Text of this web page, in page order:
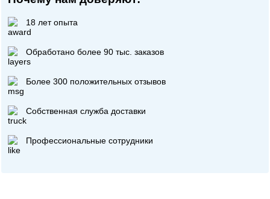
18 лет опыта
Обработано более 90 тыс. заказов
Более 300 положительных отзывов
Собственная служба доставки
Профессиональные сотрудники